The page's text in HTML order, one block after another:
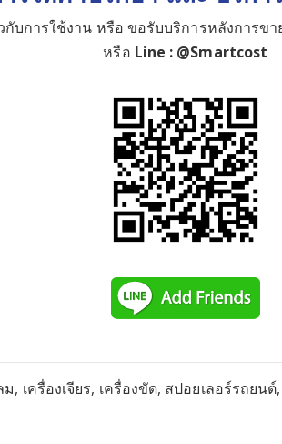
บการใช้งาน หรือ ขอรับบริการหลังการขา
หรือ Line : @Smartcost
, เครื่องเจียร, เครื่องขัด, สปอยเลอร์รถย